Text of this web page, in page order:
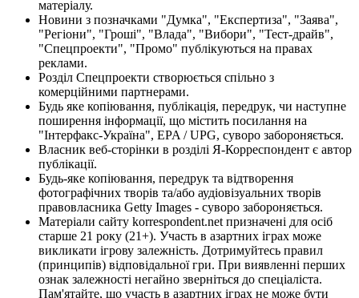
матеріалу.
Новини з позначками "Думка", "Експертиза", "Заява",
"Регіони", "Гроші", "Влада", "Вибори", "Тест-драйв",
"Спецпроекти", "Промо" публікуються на правах
реклами.
Розділ Спецпроекти створюється спільно з
комерційними партнерами.
Будь яке копіювання, публікація, передрук, чи наступне
поширення інформації, що містить посилання на
"Інтерфакс-Україна", EPA / UPG, суворо забороняється.
Власник веб-сторінки в розділі Я-Корреспондент є автор
публікації.
Будь-яке копіювання, передрук та відтворення
фотографічних творів та/або аудіовізуальних творів
правовласника Getty Images - суворо забороняється.
Матеріали сайту korrespondent.net призначені для осіб
старше 21 року (21+). Участь в азартних іграх може
викликати ігрову залежність. Дотримуйтесь правил
(принципів) відповідальної гри. При виявленні перших
ознак залежності негайно зверніться до спеціаліста.
Пам'ятайте, що участь в азартних іграх не може бути